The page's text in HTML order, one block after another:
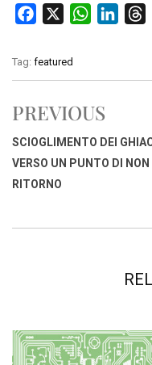
c
e
o
o
k
W
t
A
p
p
k
I
n
e
s
Tag: featured
PREVIOUS
SCIOGLIMENTO DEI
VERSO UN PUNTO DI NON
RITORNO